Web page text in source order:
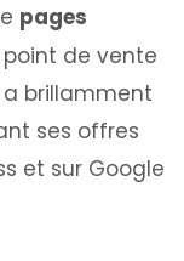
pages
de vente
a brillamment
ses offres
et sur Google